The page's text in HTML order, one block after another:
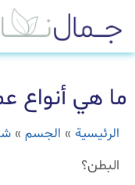
ما هي أنواع
الرئيسية » الجسم »
البطن؟